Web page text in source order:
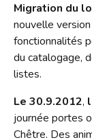
Migration du
nouvelle
fonctionnalités
du catalogage,
listes.
Le 30.9.2012,
journée portes
Chêtre. Des